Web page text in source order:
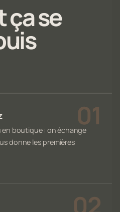
ça se
en boutique : on échange
donne les premières